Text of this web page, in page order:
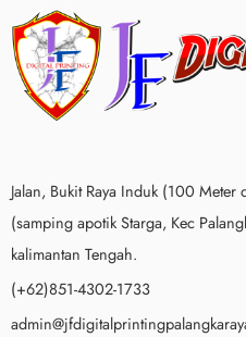
Jalan, Bukit Raya Induk (100
(samping apotik Starga, Kec
kalimantan Tengah.
(+62)851-4302-1733